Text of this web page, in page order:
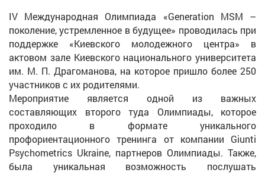
IV Международная Олимпиада «Generation MSM –
поколение, устремленное в будущее» проводилась при
поддержке «Киевского молодежного центра» в
актовом зале Киевского национального университета
им. М. П. Драгоманова, на которое пришло более 250
участников с их родителями.
Мероприятие является одной из важных
составляющих второго туда Олимпиады, которое
проходило в формате уникального
профориентационного тренинга от компании Giunti
Psychometrics Ukraine, партнеров Олимпиады. Также,
была уникальная возможность послушать